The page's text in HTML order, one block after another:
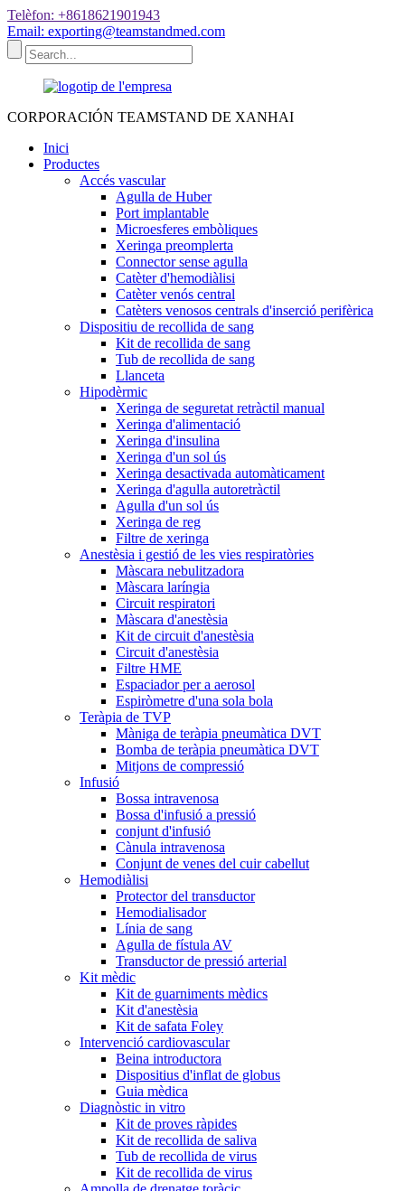
Telèfon: +8618621901943
Email: exporting@teamstandmed.com
CORPORACIÓN TEAMSTAND DE XANHAI
Inici
Productes
Accés vascular
Agulla de Huber
Port implantable
Microesferes embòliques
Xeringa preomplerta
Connector sense agulla
Catèter d'hemodiàlisi
Catèter venós central
Catèters venosos centrals d'inserció perifèrica
Dispositiu de recollida de sang
Kit de recollida de sang
Tub de recollida de sang
Llanceta
Hipodèrmic
Xeringa de seguretat retràctil manual
Xeringa d'alimentació
Xeringa d'insulina
Xeringa d'un sol ús
Xeringa desactivada automàticament
Xeringa d'agulla autoretràctil
Agulla d'un sol ús
Xeringa de reg
Filtre de xeringa
Anestèsia i gestió de les vies respiratòries
Màscara nebulitzadora
Màscara laríngia
Circuit respiratori
Màscara d'anestèsia
Kit de circuit d'anestèsia
Circuit d'anestèsia
Filtre HME
Espaciador per a aerosol
Espiròmetre d'una sola bola
Teràpia de TVP
Màniga de teràpia pneumàtica DVT
Bomba de teràpia pneumàtica DVT
Mitjons de compressió
Infusió
Bossa intravenosa
Bossa d'infusió a pressió
conjunt d'infusió
Cànula intravenosa
Conjunt de venes del cuir cabellut
Hemodiàlisi
Protector del transductor
Hemodialisador
Línia de sang
Agulla de fístula AV
Transductor de pressió arterial
Kit mèdic
Kit de guarniments mèdics
Kit d'anestèsia
Kit de safata Foley
Intervenció cardiovascular
Beina introductora
Dispositius d'inflat de globus
Guia mèdica
Diagnòstic in vitro
Kit de proves ràpides
Kit de recollida de saliva
Tub de recollida de virus
Kit de recollida de virus